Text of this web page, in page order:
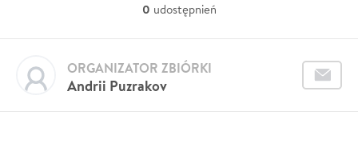
0 udostępnień
Andrii Puzrakov
ORGANIZATOR ZBIÓRKI